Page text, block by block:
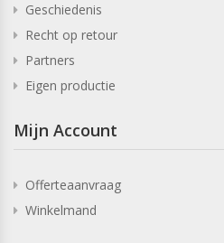
Geschiedenis
Recht op retour
Partners
Eigen productie
Mijn Account
Offerteaanvraag
Winkelmand